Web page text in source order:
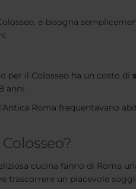
e bisogna
per il Colosseo ha un costo di
anni.
Roma frequentavano
cucina fanno di Roma
trascorrere un piacevole